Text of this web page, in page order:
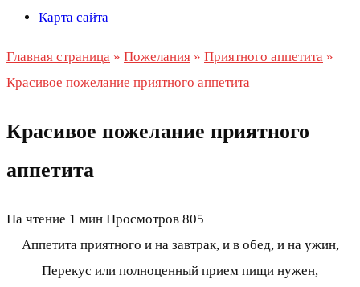
Карта сайта
Главная страница » Пожелания » Приятного аппетита »
Красивое пожелание приятного аппетита
Красивое пожелание приятного
аппетита
На чтение 1 мин Просмотров 805
Аппетита приятного и на завтрак, и в обед, и на ужин,
Перекус или полноценный прием пищи нужен,